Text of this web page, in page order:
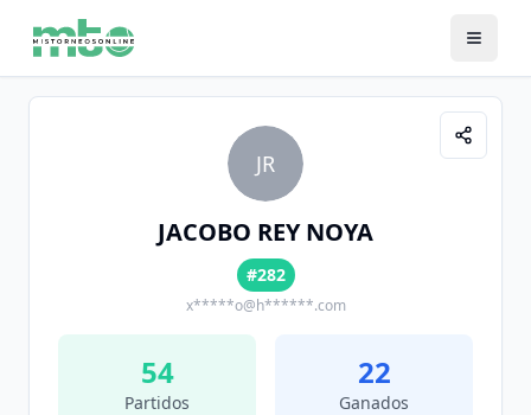
JR
JACOBO REY NOYA
#282
x*****o@h******.com
54
Partidos
22
Ganados